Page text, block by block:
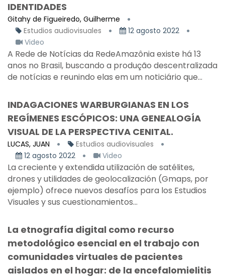
IDENTIDADES
Gitahy de Figueiredo, Guilherme
Estudios audiovisuales
12 agosto 2022
Video
A Rede de Notícias da RedeAmazônia existe há 13
anos no Brasil, buscando a produção descentralizada
de notícias e reunindo elas em um noticiário que...
INDAGACIONES WARBURGIANAS EN LOS
REGÍMENES ESCÓPICOS: UNA GENEALOGÍA
VISUAL DE LA PERSPECTIVA CENITAL.
LUCAS, JUAN
Estudios audiovisuales
12 agosto 2022
Video
La creciente y extendida utilización de satélites,
drones y utilidades de geolocalización (Gmaps, por
ejemplo) ofrece nuevos desafíos para los Estudios
Visuales y sus cuestionamientos...
La etnografía digital como recurso
metodológico esencial en el trabajo con
comunidades virtuales de pacientes
aislados en el hogar: de la encefalomielitis